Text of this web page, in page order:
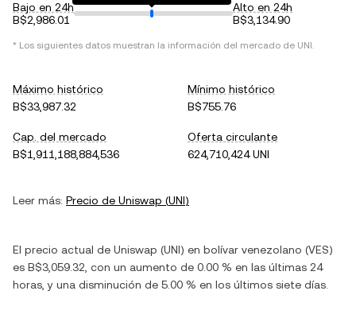
Bajo en 24h
B$2,986.01
Alto en 24h
B$3,134.90
* Los siguientes datos muestran la información del mercado de UNI.
Máximo histórico
B$33,987.32
Mínimo histórico
B$755.76
Cap. del mercado
B$1,911,188,884,536
Oferta circulante
624,710,424 UNI
Leer más: Precio de Uniswap (UNI)
El precio actual de Uniswap (UNI) en bolívar venezolano (VES)
es B$3,059.32 , con un aumento de 0.00 % en las últimas 24
horas, y una disminución de 5.00 % en los últimos siete días.